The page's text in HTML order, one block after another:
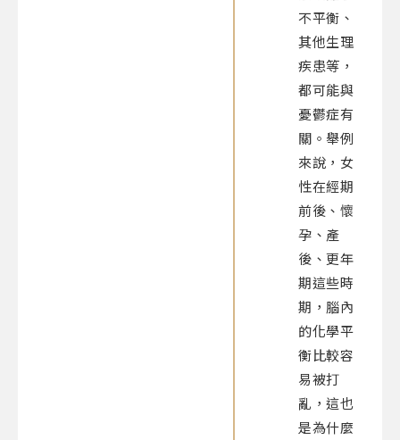
不平衡、
其他生理
疾患等，
都可能與
憂鬱症有
關。舉例
來說，女
性在經期
前後、懷
孕、產
後、更年
期這些時
期，腦內
的化學平
衡比較容
易被打
亂，這也
是為什麼